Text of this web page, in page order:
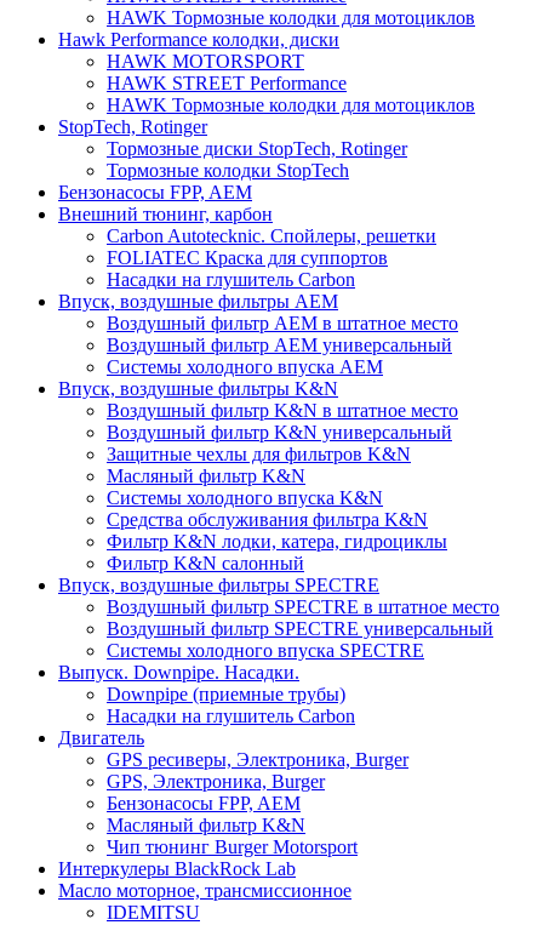
HAWK Тормозные колодки для мотоциклов
Hawk Performance колодки, диски
HAWK MOTORSPORT
HAWK STREET Performance
HAWK Тормозные колодки для мотоциклов
StopTech, Rotinger
Тормозные диски StopTech, Rotinger
Тормозные колодки StopTech
Бензонасосы FPP, AEM
Внешний тюнинг, карбон
Carbon Autotecknic. Спойлеры, решетки
FOLIATEC Краска для суппортов
Насадки на глушитель Carbon
Впуск, воздушные фильтры AEM
Воздушный фильтр AEM в штатное место
Воздушный фильтр AEM универсальный
Системы холодного впуска AEM
Впуск, воздушные фильтры K&N
Воздушный фильтр K&N в штатное место
Воздушный фильтр K&N универсальный
Защитные чехлы для фильтров K&N
Масляный фильтр K&N
Системы холодного впуска K&N
Средства обслуживания фильтра K&N
Фильтр K&N лодки, катера, гидроциклы
Фильтр K&N салонный
Впуск, воздушные фильтры SPECTRE
Воздушный фильтр SPECTRE в штатное место
Воздушный фильтр SPECTRE универсальный
Системы холодного впуска SPECTRE
Выпуск. Downpipe. Насадки.
Downpipe (приемные трубы)
Насадки на глушитель Carbon
Двигатель
GPS ресиверы, Электроника, Burger
GPS, Электроника, Burger
Бензонасосы FPP, AEM
Масляный фильтр K&N
Чип тюнинг Burger Motorsport
Интеркулеры BlackRock Lab
Масло моторное, трансмиссионное
IDEMITSU